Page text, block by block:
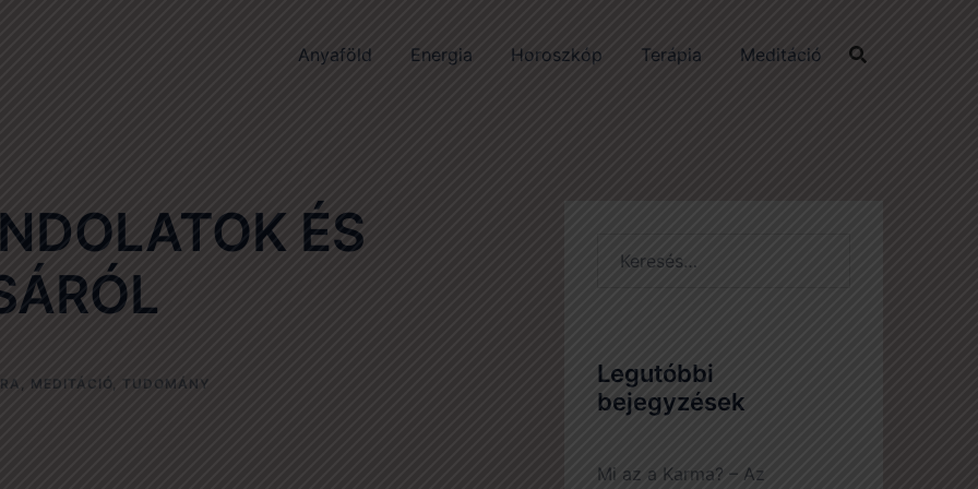
Anyaföld Energia Horoszkóp Terápia Meditáció
ÉS
, MEDITÁCIÓ, TUDOMÁNY
Legutóbbi
bejegyzések
Mi az a Karma? – Az